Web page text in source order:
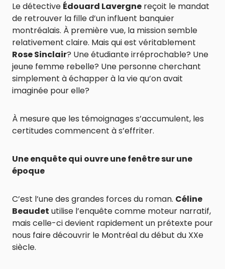
Le détective Édouard Lavergne reçoit le mandat
de retrouver la fille d’un influent banquier
montréalais. À première vue, la mission semble
relativement claire. Mais qui est véritablement
Rose Sinclair? Une étudiante irréprochable? Une
jeune femme rebelle? Une personne cherchant
simplement à échapper à la vie qu’on avait
imaginée pour elle?
À mesure que les témoignages s’accumulent, les
certitudes commencent à s’effriter.
Une enquête qui ouvre une fenêtre sur une
époque
C’est l’une des grandes forces du roman. Céline
Beaudet utilise l’enquête comme moteur narratif,
mais celle-ci devient rapidement un prétexte pour
nous faire découvrir le Montréal du début du XXe
siècle.